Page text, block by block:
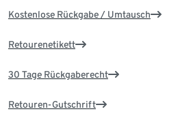
Kostenlose Rückgabe / Umtausch
Retourenetikett
30 Tage Rückgaberecht
Retouren-Gutschrift